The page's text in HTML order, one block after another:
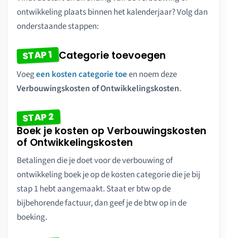
ontwikkeling plaats binnen het kalenderjaar? Volg dan
onderstaande stappen:
STAP 1 Categorie toevoegen
Voegeen kosten categorie toeen noem deze
Verbouwingskosten of Ontwikkelingskosten.
STAP 2
Boek je kosten op Verbouwingskosten
of Ontwikkelingskosten
Betalingen die je doet voor de verbouwing of
ontwikkeling boek je op de kosten categorie die je bij
stap 1 hebt aangemaakt. Staat er btw op de
bijbehorende factuur, dan geef je de btw op in de
boeking.